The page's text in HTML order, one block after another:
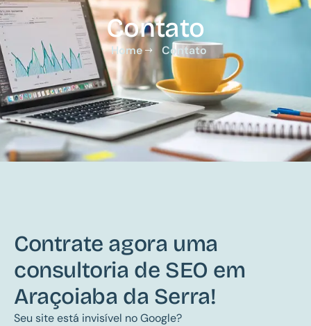
Contato
Home Contato
Contrate agora uma
consultoria de SEO em
Araçoiaba da Serra!
Seu site está invisível no Google?